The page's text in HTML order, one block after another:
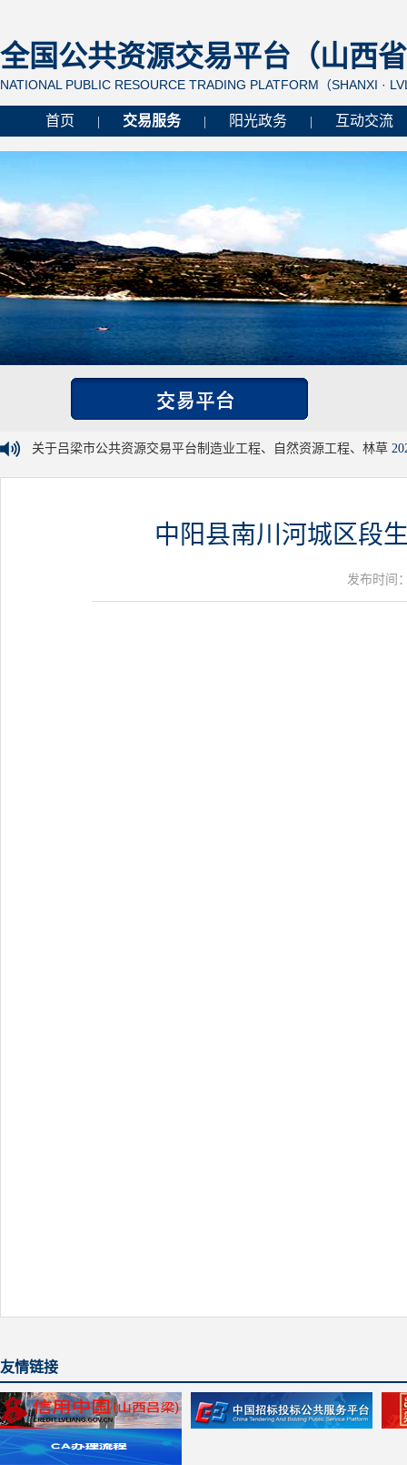
全国公共资源交易平台（山西
NATIONAL PUBLIC RESOURCE TRADING PLATFORM（SHANXI ·
首页 交易服务 阳光政务 互动交流
关于吕梁市公共资源交易平台制造业工程、自然资源工程、林草
中阳县南川河城区段
发布时间
友情链接